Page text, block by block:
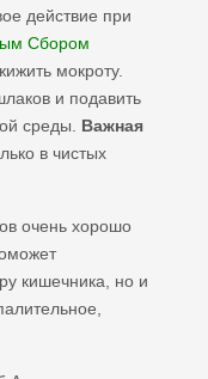
действие при
Сбором
мокроту.
и подавить
среды. Важная
в чистых
очень хорошо
кишечника, но и